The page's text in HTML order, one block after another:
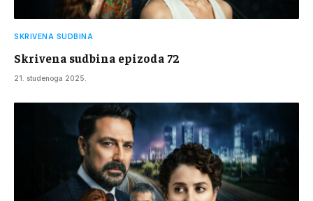
SKRIVENA SUDBINA
Skrivena sudbina epizoda 72
21. studenoga 2025.